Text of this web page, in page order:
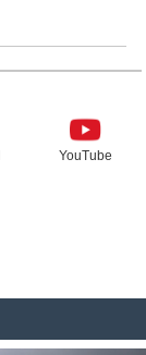
YouTube